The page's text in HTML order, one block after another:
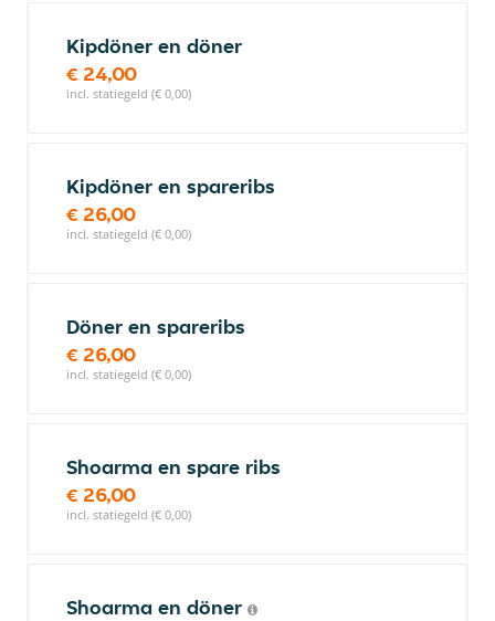
Kipdöner en döner
€ 24,00
incl. statiegeld (€ 0,00)
Kipdöner en spareribs
€ 26,00
incl. statiegeld (€ 0,00)
Döner en spareribs
€ 26,00
incl. statiegeld (€ 0,00)
Shoarma en spare ribs
€ 26,00
incl. statiegeld (€ 0,00)
Shoarma en döner